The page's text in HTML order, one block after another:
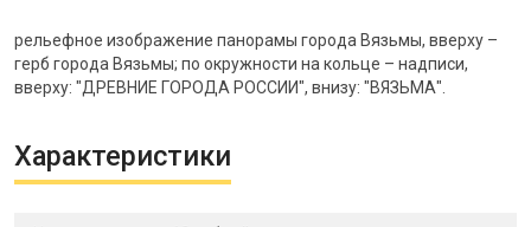
рельефное изображение панорамы города Вязьмы, вверху –
герб города Вязьмы; по окружности на кольце – надписи,
вверху: "ДРЕВНИЕ ГОРОДА РОССИИ", внизу: "ВЯЗЬМА".
Характеристики